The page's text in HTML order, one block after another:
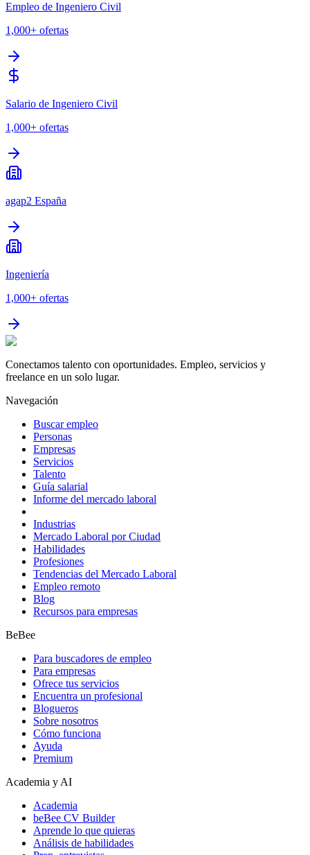
Empleo de Ingeniero Civil
1,000+ ofertas
Salario de Ingeniero Civil
1,000+ ofertas
agap2 España
Ingeniería
1,000+ ofertas
Conectamos talento con oportunidades. Empleo, servicios y
freelance en un solo lugar.
Navegación
Buscar empleo
Personas
Empresas
Servicios
Talento
Guía salarial
Informe del mercado laboral
Industrias
Mercado Laboral por Ciudad
Habilidades
Profesiones
Tendencias del Mercado Laboral
Empleo remoto
Blog
Recursos para empresas
BeBee
Para buscadores de empleo
Para empresas
Ofrece tus servicios
Encuentra un profesional
Blogueros
Sobre nosotros
Cómo funciona
Ayuda
Premium
Academia y AI
Academia
beBee CV Builder
Aprende lo que quieras
Análisis de habilidades